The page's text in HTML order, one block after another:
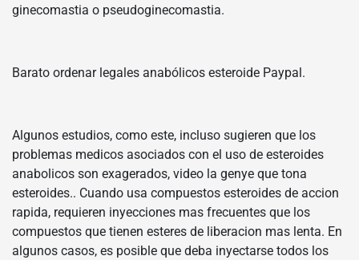
ginecomastia o pseudoginecomastia.
Barato ordenar legales anabólicos esteroide Paypal.
Algunos estudios, como este, incluso sugieren que los
problemas medicos asociados con el uso de esteroides
anabolicos son exagerados, video la genye que tona
esteroides.. Cuando usa compuestos esteroides de accion
rapida, requieren inyecciones mas frecuentes que los
compuestos que tienen esteres de liberacion mas lenta. En
algunos casos, es posible que deba inyectarse todos los